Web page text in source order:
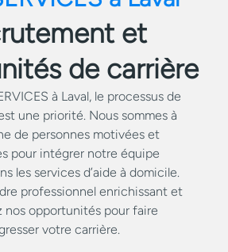
et
de carrière
à Laval, le processus de
une priorité. Nous sommes à
de personnes motivées et
pour intégrer notre équipe
les services d’aide à domicile.
professionnel enrichissant et
nos opportunités pour faire
votre carrière.